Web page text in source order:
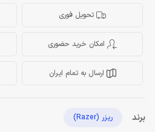
تحویل فوری
امکان خرید حضوری
ارسال به تمام ایران
برند ریزر (Razer)